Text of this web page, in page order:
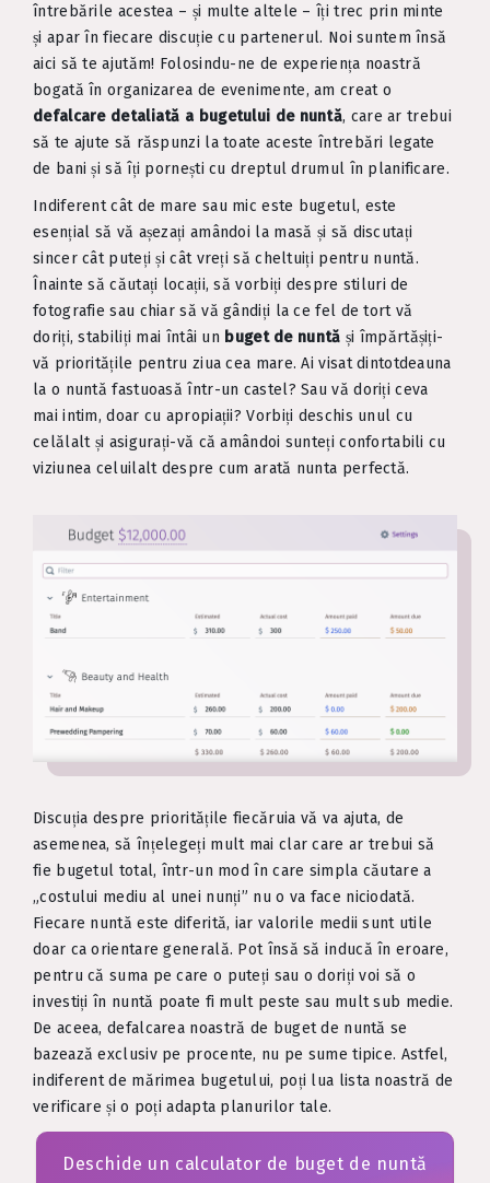
întrebările acestea – și multe altele – îți trec prin minte
și apar în fiecare discuție cu partenerul. Noi suntem însă
aici să te ajutăm! Folosindu-ne de experiența noastră
bogată în organizarea de evenimente, am creat o
defalcare detaliată a bugetului de nuntă, care ar trebui
să te ajute să răspunzi la toate aceste întrebări legate
de bani și să îți pornești cu dreptul drumul în planificare.
Indiferent cât de mare sau mic este bugetul, este
esențial să vă așezați amândoi la masă și să discutați
sincer cât puteți și cât vreți să cheltuiți pentru nuntă.
Înainte să căutați locații, să vorbiți despre stiluri de
fotografie sau chiar să vă gândiți la ce fel de tort vă
doriți, stabiliți mai întâi un buget de nuntă și împărtășiți-
vă prioritățile pentru ziua cea mare. Ai visat dintotdeauna
la o nuntă fastuoasă într-un castel? Sau vă doriți ceva
mai intim, doar cu apropiații? Vorbiți deschis unul cu
celălalt și asigurați-vă că amândoi sunteți confortabili cu
viziunea celuilalt despre cum arată nunta perfectă.
Discuția despre prioritățile fiecăruia vă va ajuta, de
asemenea, să înțelegeți mult mai clar care ar trebui să
fie bugetul total, într-un mod în care simpla căutare a
„costului mediu al unei nunți” nu o va face niciodată.
Fiecare nuntă este diferită, iar valorile medii sunt utile
doar ca orientare generală. Pot însă să inducă în eroare,
pentru că suma pe care o puteți sau o doriți voi să o
investiți în nuntă poate fi mult peste sau mult sub medie.
De aceea, defalcarea noastră de buget de nuntă se
bazează exclusiv pe procente, nu pe sume tipice. Astfel,
indiferent de mărimea bugetului, poți lua lista noastră de
verificare și o poți adapta planurilor tale.
Deschide un calculator de buget de nuntă